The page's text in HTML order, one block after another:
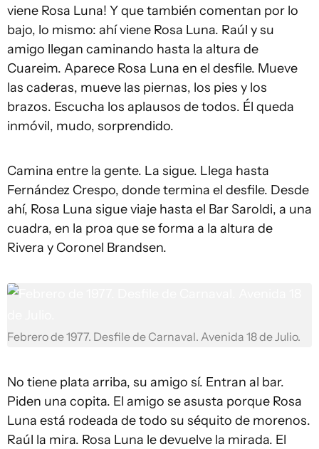
viene Rosa Luna! Y que también comentan por lo
bajo, lo mismo: ahí viene Rosa Luna. Raúl y su
amigo llegan caminando hasta la altura de
Cuareim. Aparece Rosa Luna en el desfile. Mueve
las caderas, mueve las piernas, los pies y los
brazos. Escucha los aplausos de todos. Él queda
inmóvil, mudo, sorprendido.
Camina entre la gente. La sigue. Llega hasta
Fernández Crespo, donde termina el desfile. Desde
ahí, Rosa Luna sigue viaje hasta el Bar Saroldi, a una
cuadra, en la proa que se forma a la altura de
Rivera y Coronel Brandsen.
Febrero de 1977. Desfile de Carnaval. Avenida 18 de Julio.
No tiene plata arriba, su amigo sí. Entran al bar.
Piden una copita. El amigo se asusta porque Rosa
Luna está rodeada de todo su séquito de morenos.
Raúl la mira. Rosa Luna le devuelve la mirada. El